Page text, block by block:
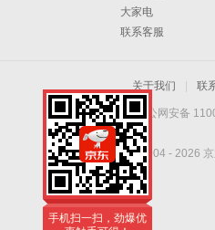
大家电
联系客服
关于我们 联
京公网安备
Copyright © 2004 - 2026
手机扫一扫，劲爆优
惠触手可得！
手机扫一扫，劲爆优